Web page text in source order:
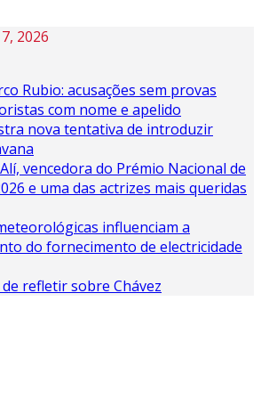
2026
Rubio: acusações sem provas
com nome e apelido
nova tentativa de introduzir
vencedora do Prémio Nacional de
e uma das actrizes mais queridas
influenciam a
do fornecimento de electricidade
de refletir sobre Chávez